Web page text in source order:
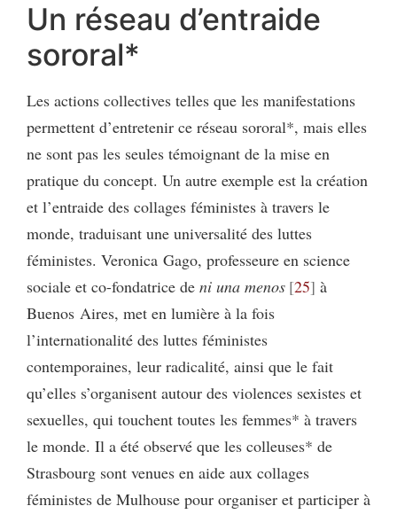
Un réseau d’entraide
sororal*
Les actions collectives telles que les manifestations
permettent d’entretenir ce réseau sororal*, mais elles
ne sont pas les seules témoignant de la mise en
pratique du concept. Un autre exemple est la création
et l’entraide des collages féministes à travers le
monde, traduisant une universalité des luttes
féministes. Veronica Gago, professeure en science
sociale et co-fondatrice de ni una menos 25 à
Buenos Aires, met en lumière à la fois
l’internationalité des luttes féministes
contemporaines, leur radicalité, ainsi que le fait
qu’elles s’organisent autour des violences sexistes et
sexuelles, qui touchent toutes les femmes* à travers
le monde. Il a été observé que les colleuses* de
Strasbourg sont venues en aide aux collages
féministes de Mulhouse pour organiser et participer à